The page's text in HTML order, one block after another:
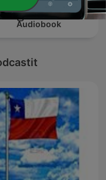
ဖတ်ပြမယ် - Myanmar
Audiobook